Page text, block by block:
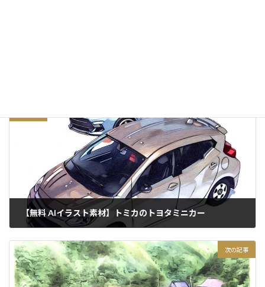
【無料 AIイラスト素材】トミカのトヨタミニカー
次の記事